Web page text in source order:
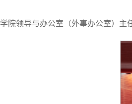
学院领导与办公室（外事办公室）主